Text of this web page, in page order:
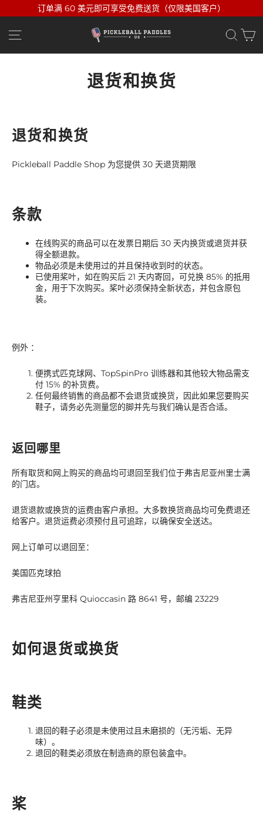
至
订单满 60 美元即可享受免费送货（仅限美国客户）
搜索
退货和换货
退货和换货
Pickleball Paddle Shop 为您提供 30 天退货期限
条款
在线购买的商品可以在发票日期后 30 天内换货或退货并获
得全额退款。
物品必须是未使用过的并且保持收到时的状态。
已使用桨叶，如在购买后 21 天内寄回，可兑换 85% 的抵用
金，用于下次购买。桨叶必须保持全新状态，并包含原包
装。
例外 ：
便携式匹克球网、TopSpinPro 训练器和其他较大物品需支
付 15% 的补货费。
任何最终销售的商品都不会退货或换货，因此如果您要购买
鞋子，请务必先测量您的脚并先与我们确认是否合适。
返回哪里
所有取货和网上购买的商品均可退回至我们位于弗吉尼亚州里士满
的门店。
退货退款或换货的运费由客户承担。大多数换货商品均可免费退还
给客户。退货运费必须预付且可追踪，以确保安全送达​​。
网上订单可以退回至：
美国匹克球拍
弗吉尼亚州亨里科 Quioccasin 路 8641 号，邮编 23229
如何退货或换货
鞋类
退回的鞋子必须是未使用过且未磨损的（无污垢、无异
味）。
退回的鞋类必须放在制造商的原包装盒中。
桨